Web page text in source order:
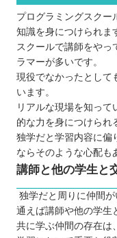
プログラミングスクー
知識を身につけられま
スクールで講師をやっ
ラマーが多いです。
現役でなかったとして
います。
リアルな現場を知って
的な力を身につけられ
独学だと学習内容に偏
ならそのような心配も
講師と他の学生と
独学だと周りに仲間
通えば講師や他の学生
共に学ぶ仲間の存在は